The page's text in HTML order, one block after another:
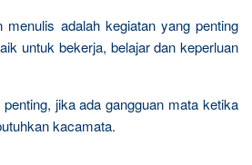
menulis adalah kegiatan yang penting
untuk bekerja, belajar dan keperluan
jika ada gangguan mata ketika
kacamata.